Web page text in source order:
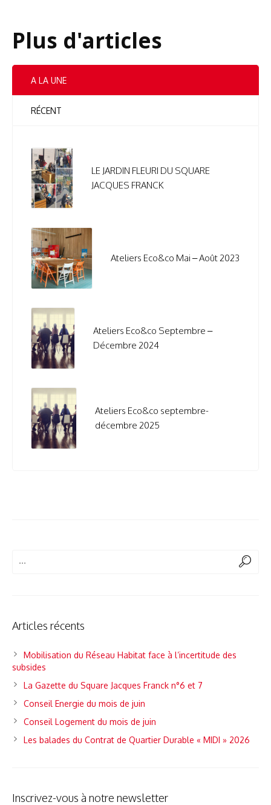
Plus d'articles
A LA UNE
RÉCENT
LE JARDIN FLEURI DU SQUARE
JACQUES FRANCK
Ateliers Eco&co Mai – Août 2023
Ateliers Eco&co Septembre –
Décembre 2024
Ateliers Eco&co septembre-
décembre 2025
Articles récents
Mobilisation du Réseau Habitat face à l’incertitude des
subsides
La Gazette du Square Jacques Franck n°6 et 7
Conseil Energie du mois de juin
Conseil Logement du mois de juin
Les balades du Contrat de Quartier Durable « MIDI » 2026
Inscrivez-vous à notre newsletter